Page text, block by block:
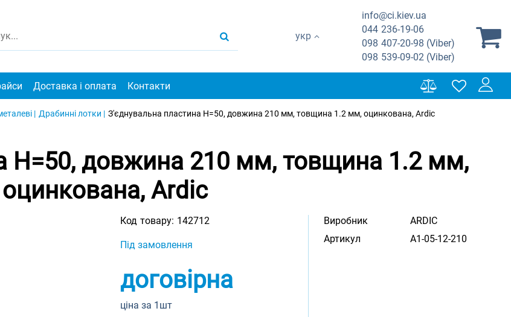
укр
info@ci.kiev.ua
044 236-19-06
098 407-20-98 (Viber)
098 539-09-02 (Viber)
Доставка і оплата Контакти
| Драбинні лотки | З'єднувальна пластина H=50, довжина 210 мм, товщина 1.2 мм, оцинкована, Ardic
H=50, довжина 210 мм, товщина 1.2 мм,
оцинкована, Ardic
Код товару: 142712
Під замовлення
договірна
ціна за 1шт
Виробник
ARDIC
Артикул
A1-05-12-210